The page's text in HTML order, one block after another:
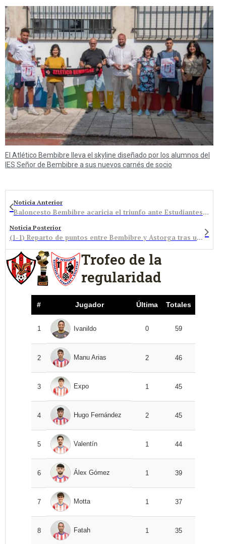
El Atlético Bembibre lleva el skyline diseñado por los alumnos del
IES Señor de Bembibre a sus nuevos carnés de socio
Noticia Anterior
Baloncesto Bembibre acaricia el triunfo ante Estudiantes y se retira entre lágrimas
Noticia Posterior
(1-1) Reparto de puntos entre Bembibre y Astorga tras un gol de los maragatos en el descuento
Trofeo de la
regularidad
# Jugador Última Totales
1 Ivanildo 0 59
2 Manu Arias 2 46
3 Expo 1 45
4 Hugo Fernández 2 45
5 Valentín 1 44
6 Álex Gómez 1 39
7 Motta 1 37
8 Fatah 1 35